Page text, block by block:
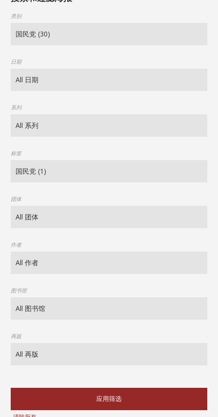
类别
日期
系列
标签
团体
作者
图书馆
再版
应用筛选